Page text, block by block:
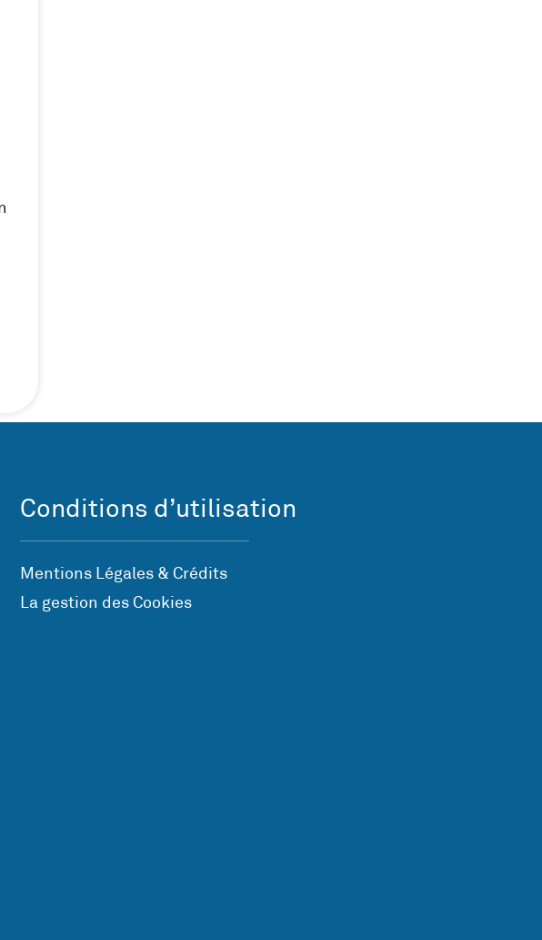
Conditions d’utilisation
Mentions Légales & Crédits
La gestion des Cookies